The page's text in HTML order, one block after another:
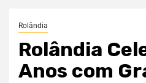
Rolândia
Rolândia
Anos com